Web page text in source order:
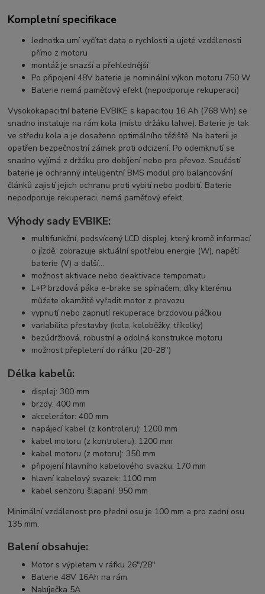
Kompletní specifikace
Jednotka umí vyčítat data o rychlosti a ujeté vzdálenosti
přímo z motoru
montáž je snazší a přehlednější
Po připojení 48V baterie je nominální výkon motoru 750 W
Baterie nemá paměťový efekt (nepodporuje rekuperaci)
Vysokokapacitní baterie EVBIKE s kapacitou 16 Ah (768 Wh) se
snadno instaluje na rám kola (místo držáku lahve). Baterie je tak
ve středu kola a je dosaženo optimálního těžiště. Na baterii je
opatřen bezpečnostní zámek proti odcizení. Po odemknutí se
snadno vyjímá z držáku pro dobíjení nebo pro převoz. Součástí
baterie je ochranný inteligentní BMS modul pro balancování
článků zajistí jejich ochranu proti vybití nebo podbití. Baterie
nepodporuje rekuperaci, nemá paměťový efekt.
Výhody sady EVBIKE:
multifunkční, podsvícený LCD displej, který kromě informací
o jízdě, zobrazuje aktuální spotřebu energie (W), napětí
baterie (V) a další…
možnost aktivace nebo deaktivace tempomatu
L+P brzdová páka e-brake se spínačem, díky kterému
můžete okamžitě vyřadit motor z provozu
vypnutí nebo zapnutí rekuperace brzdovou páčkou
variabilita přestavby (kola, koloběžky, tříkolky)
bezúdržbová, robustní a odolná konstrukce motoru
možnost přepletení do ráfku (20-28")
Délka kabelů:
displej: 300 mm
brzdy: 400 mm
akcelerátor: 400 mm
napájecí kabel (z kontroleru): 1200 mm
kabel motoru (z kontroleru): 1200 mm
kabel motoru (z motoru): 350 mm
připojení hlavního kabelového svazku: 170 mm
hlavní kabelový svazek: 1100 mm
kabel senzoru šlapaní: 950 mm
Minimální vzdálenost pro přední osu je 100 mm a pro zadní osu
135 mm.
Balení obsahuje:
Motor s výpletem v ráfku 26"/28"
Baterie 48V 16Ah na rám
Nabíječka 5A